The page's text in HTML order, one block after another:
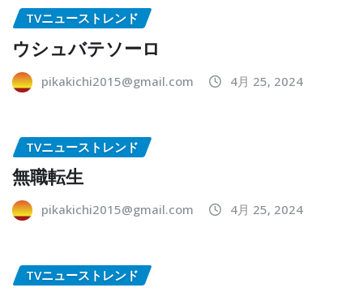
TVニューストレンド
ウシュバテソーロ
pikakichi2015@gmail.com 4月 25, 2024
TVニューストレンド
無職転生
pikakichi2015@gmail.com 4月 25, 2024
TVニューストレンド